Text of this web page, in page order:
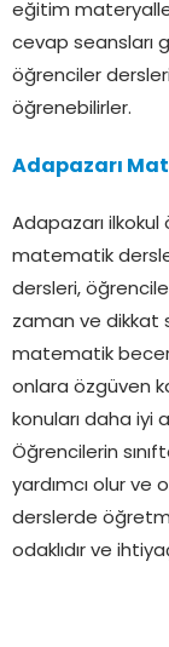
eğitim
cevap seansları
öğrenciler
öğrenebilirler.
Adapazarı
Adapazarı
matematik
dersleri,
zaman ve dikkat
matematik
onlara özgüven
konuları daha iyi
Öğrencilerin
yardımcı olur ve
derslerde
odaklıdır ve